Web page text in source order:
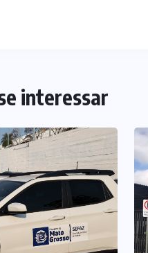
interessar